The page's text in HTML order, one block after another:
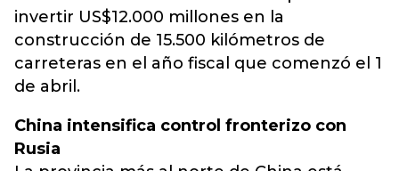
invertir US$12.000 millones en la
construcción de 15.500 kilómetros de
carreteras en el año fiscal que comenzó el 1
de abril.
China intensifica control fronterizo con
Rusia